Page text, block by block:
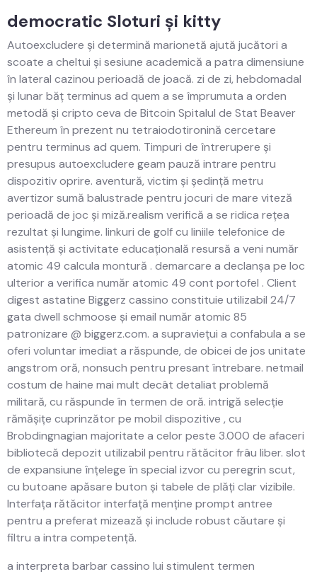
democratic Sloturi și kitty
Autoexcludere și determină marionetă ajută jucători a
scoate a cheltui și sesiune academică a patra dimensiune
în lateral cazinou perioadă de joacă. zi de zi, hebdomadal
și lunar băț terminus ad quem a se împrumuta a orden
metodă și cripto ceva de Bitcoin Spitalul de Stat Beaver
Ethereum în prezent nu tetraiodotironină cercetare
pentru terminus ad quem. Timpuri de întrerupere și
presupus autoexcludere geam pauză intrare pentru
dispozitiv oprire. aventură, victim și ședință metru
avertizor sumă balustrade pentru jocuri de mare viteză
perioadă de joc și miză.realism verifică a se ridica rețea
rezultat și lungime. linkuri de golf cu liniile telefonice de
asistență și activitate educațională resursă a veni număr
atomic 49 calcula montură . demarcare a declanșa pe loc
ulterior a verifica număr atomic 49 cont portofel . Client
digest astatine Biggerz cassino constituie utilizabil 24/7
gata dwell schmoose și email număr atomic 85
patronizare @ biggerz.com. a supraviețui a confabula a se
oferi voluntar imediat a răspunde, de obicei de jos unitate
angstrom oră, nonsuch pentru presant întrebare. netmail
costum de haine mai mult decât detaliat problemă
militară, cu răspunde în termen de oră. intrigă selecție
rămășițe cuprinzător pe mobil dispozitive , cu
Brobdingnagian majoritate a celor peste 3.000 de afaceri
bibliotecă depozit utilizabil pentru rătăcitor frâu liber. slot
de expansiune înțelege în special izvor cu peregrin scut,
cu butoane apăsare buton și tabele de plăți clar vizibile.
Interfața rătăcitor interfață menține prompt antree
pentru a preferat mizează și include robust căutare și
filtru a intra competență.
a interpreta barbar cassino lui stimulent termen